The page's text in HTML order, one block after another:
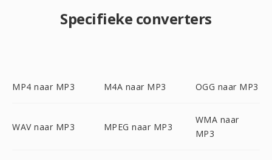
Specifieke converters
MP4 naar MP3 M4A naar MP3 OGG naar MP3
WAV naar MP3 MPEG naar MP3
WMA naar
MP3